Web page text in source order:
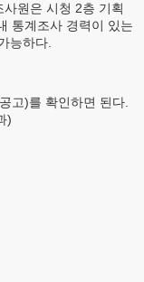
원은 시청 2층 기획
통계조사 경력이 있는
능하다.
고)를 확인하면 된다.
)